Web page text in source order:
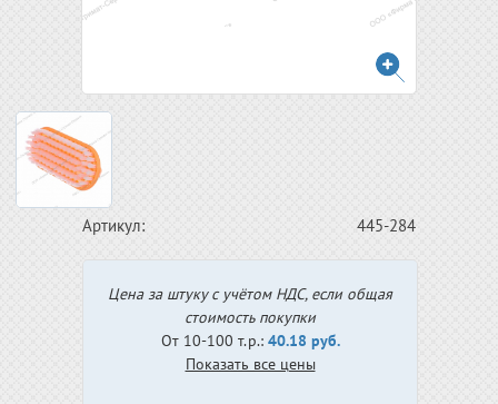
Артикул: 445-284
Цена за штуку с учётом НДС, если общая
стоимость покупки
От 10-100 т.р.: 40.18 руб.
Показать все цены